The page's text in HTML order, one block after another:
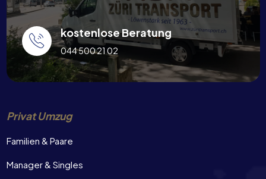
kostenlose Beratung
044 500 21 02
Privat Umzug
Familien & Paare
Manager & Singles